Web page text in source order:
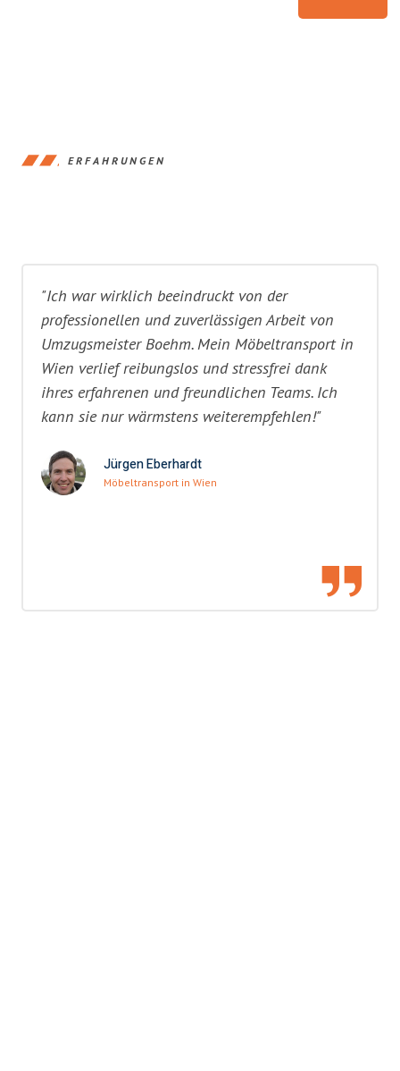
ERFAHRUNGEN
"Ich war wirklich beeindruckt von der
professionellen und zuverlässigen Arbeit von
Umzugsmeister Boehm. Mein Möbeltransport in
Wien verlief reibungslos und stressfrei dank
ihres erfahrenen und freundlichen Teams. Ich
kann sie nur wärmstens weiterempfehlen!"
Jürgen Eberhardt
Möbeltransport in Wien